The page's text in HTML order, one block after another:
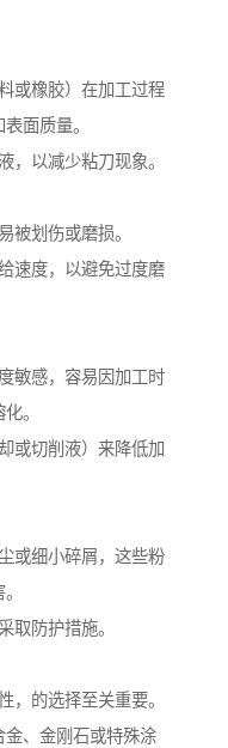
或橡胶）在加工过程
面质量。
，以减少粘刀现象。
被划伤或磨损。
速度，以避免过度磨
敏感，容易因加工时
。
或切削液）来降低加
或细小碎屑，这些粉
取防护措施。
，的选择至关重要。
、金刚石或特殊涂